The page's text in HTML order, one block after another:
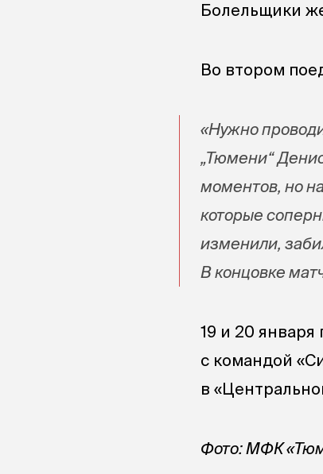
Болельщики
Во втором
«Нужно
„Тюмени“
моментов, но
которые
изменили,
В концовке
19 и 20
с командой
в
Фото: МФК